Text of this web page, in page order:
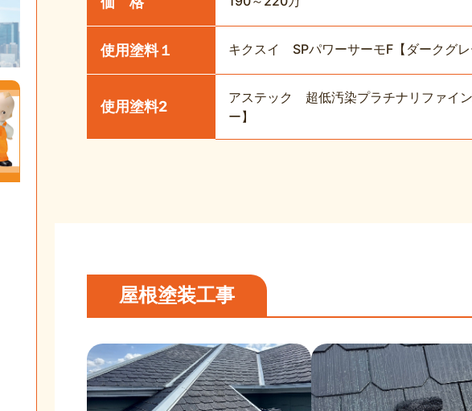
使用塗料１ キクスイ SPパワーサーモF【ダークグレ
使用塗料2
アステック 超低汚染プラチナリファイ
ー】
屋根塗装工事